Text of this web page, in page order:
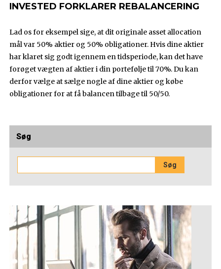
INVESTED FORKLARER REBALANCERING
Lad os for eksempel sige, at dit originale asset allocation
mål var 50% aktier og 50% obligationer. Hvis dine aktier
har klaret sig godt igennem en tidsperiode, kan det have
forøget vægten af aktier i din portefølje til 70%. Du kan
derfor vælge at sælge nogle af dine aktier og købe
obligationer for at få balancen tilbage til 50/50.
Søg